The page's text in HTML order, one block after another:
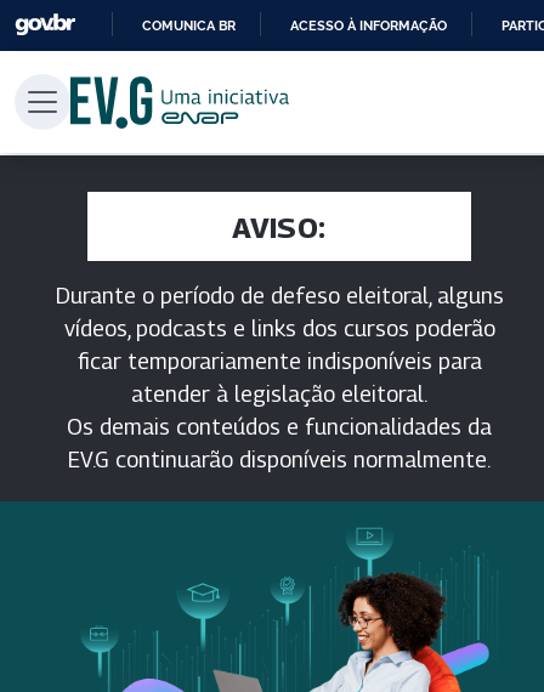
PARA
CONTEÚDO
COMUNICA BR ACESSO À INFORMAÇÃO
AVISO:
Durante o período de defeso eleitoral, alguns
vídeos, podcasts e links dos cursos poderão
ficar temporariamente indisponíveis para
atender à legislação eleitoral.
Os demais conteúdos e funcionalidades da
EV.G continuarão disponíveis normalmente.